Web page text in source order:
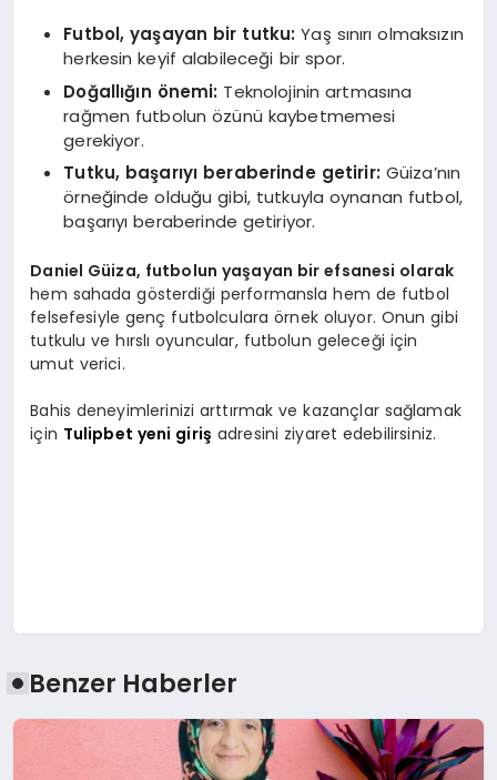
Futbol, yaşayan bir tutku: Yaş sınırı olmaksızın
herkesin keyif alabileceği bir spor.
Doğallığın önemi: Teknolojinin artmasına
rağmen futbolun özünü kaybetmemesi
gerekiyor.
Tutku, başarıyı beraberinde getirir: Güiza’nın
örneğinde olduğu gibi, tutkuyla oynanan futbol,
başarıyı beraberinde getiriyor.
Daniel Güiza, futbolun yaşayan bir efsanesi olarak
hem sahada gösterdiği performansla hem de futbol
felsefesiyle genç futbolculara örnek oluyor. Onun gibi
tutkulu ve hırslı oyuncular, futbolun geleceği için
umut verici.
Bahis deneyimlerinizi arttırmak ve kazançlar sağlamak
için Tulipbet yeni giriş adresini ziyaret edebilirsiniz.
Benzer Haberler